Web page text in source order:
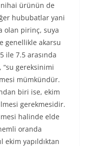
ürünün de
hububatlar yani
olan pirinç, suya
genellikle akarsu
ile 7.5 arasında
gereksinimi
mümkündür.
biri ise, ekim
gerekmesidir.
halinde elde
oranda
ekim yapıldıktan